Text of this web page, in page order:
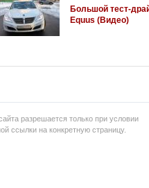
Большой тест-
Equus (Видео)
разрешается только при условии
ссылки на конкретную страницу.